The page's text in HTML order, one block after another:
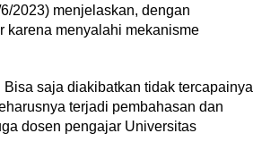
2023) menjelaskan, dengan
karena menyalahi mekanisme
saja diakibatkan tidak tercapainya
terjadi pembahasan dan
dosen pengajar Universitas